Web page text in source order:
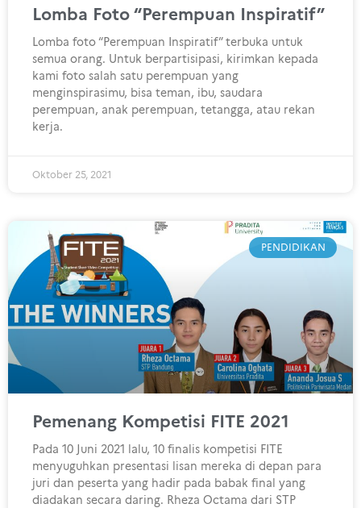
Lomba Foto “Perempuan Inspiratif”
Lomba foto “Perempuan Inspiratif” terbuka untuk
semua orang. Untuk berpartisipasi, kirimkan kepada
kami foto salah satu perempuan yang
menginspirasimu, bisa teman, ibu, saudara
perempuan, anak perempuan, tetangga, atau rekan
kerja.
Oktober 25, 2021
PENDIDIKAN
Pemenang Kompetisi FITE 2021
Pada 10 Juni 2021 lalu, 10 finalis kompetisi FITE
menyuguhkan presentasi lisan mereka di depan para
juri dan peserta yang hadir pada babak final yang
diadakan secara daring. Rheza Octama dari STP